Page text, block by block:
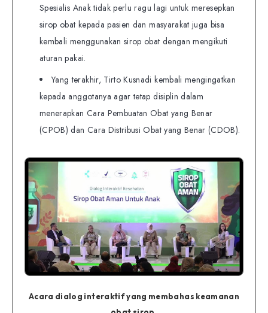
Spesialis Anak tidak perlu ragu lagi untuk meresepkan
sirop obat kepada pasien dan masyarakat juga bisa
kembali menggunakan sirop obat dengan mengikuti
aturan pakai.
Yang terakhir, Tirto Kusnadi kembali mengingatkan
kepada anggotanya agar tetap disiplin dalam
menerapkan Cara Pembuatan Obat yang Benar
(CPOB) dan Cara Distribusi Obat yang Benar (CDOB).
Acara dialog interaktif yang membahas keamanan